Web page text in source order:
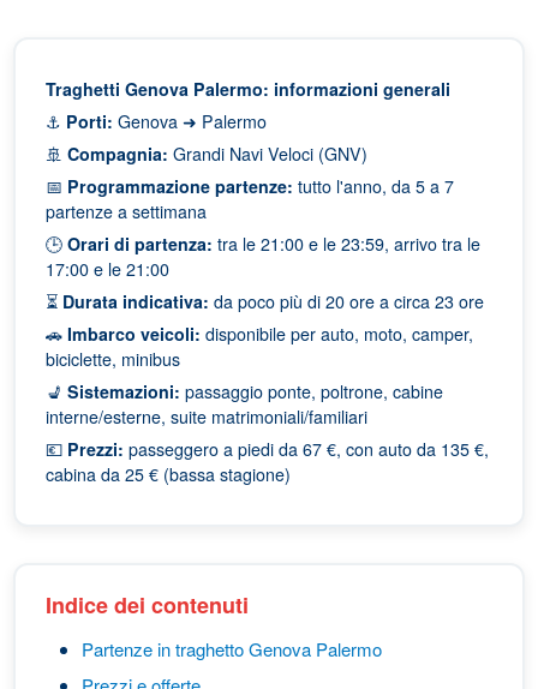
Traghetti Genova Palermo: informazioni generali
⚓ Porti: Genova ➜ Palermo
🚢Compagnia: Grandi Navi Veloci (GNV)
📅 Programmazione partenze: tutto l'anno, da 5 a 7
partenze a settimana
🕒Orari di partenza: tra le 21:00 e le 23:59, arrivo tra le
17:00 e le 21:00
⏳ Durata indicativa: da poco più di 20 ore a circa 23 ore
🚗Imbarco veicoli: disponibile per auto, moto, camper,
biciclette, minibus
💺Sistemazioni: passaggio ponte, poltrone, cabine
interne/esterne, suite matrimoniali/familiari
💶 Prezzi:passeggero a piedi da 67 €, con auto da 135 €,
cabina da 25 € (bassa stagione)
Indice dei contenuti
Partenze in traghetto Genova Palermo